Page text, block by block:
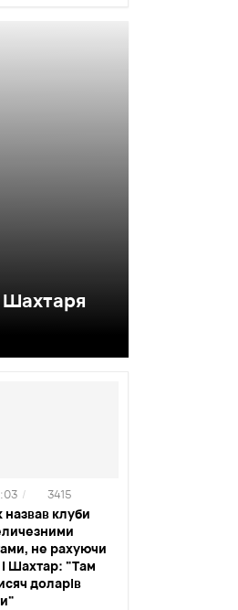
Шахтаря
назвав клуби
не рахуючи
Шахтар: "Там
доларів
/ 3415